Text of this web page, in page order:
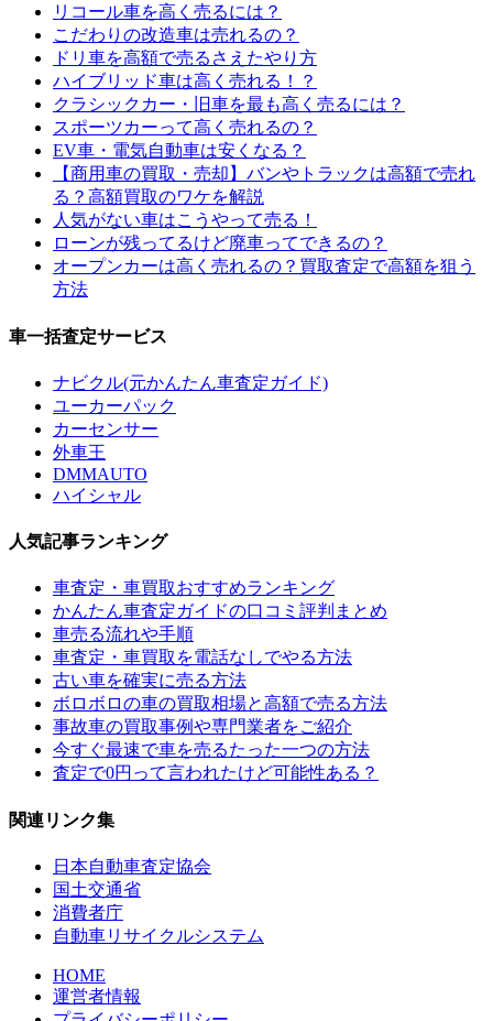
リコール車を高く売るには？
こだわりの改造車は売れるの？
ドリ車を高額で売るさえたやり方
ハイブリッド車は高く売れる！？
クラシックカー・旧車を最も高く売るには？
スポーツカーって高く売れるの？
EV車・電気自動車は安くなる？
【商用車の買取・売却】バンやトラックは高額で売れ
る？高額買取のワケを解説
人気がない車はこうやって売る！
ローンが残ってるけど廃車ってできるの？
オープンカーは高く売れるの？買取査定で高額を狙う
方法
車一括査定サービス
ナビクル(元かんたん車査定ガイド)
ユーカーパック
カーセンサー
外車王
DMMAUTO
ハイシャル
人気記事ランキング
車査定・車買取おすすめランキング
かんたん車査定ガイドの口コミ評判まとめ
車売る流れや手順
車査定・車買取を電話なしでやる方法
古い車を確実に売る方法
ボロボロの車の買取相場と高額で売る方法
事故車の買取事例や専門業者をご紹介
今すぐ最速で車を売るたった一つの方法
査定で0円って言われたけど可能性ある？
関連リンク集
日本自動車査定協会
国土交通省
消費者庁
自動車リサイクルシステム
HOME
運営者情報